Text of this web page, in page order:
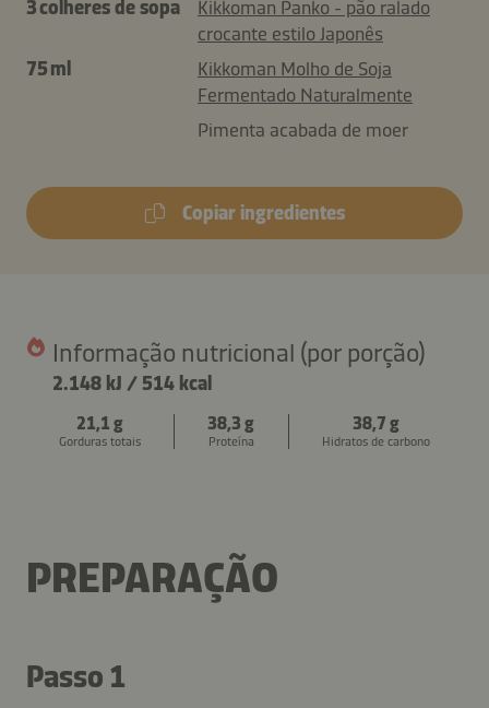
3 colheres de sopa
Kikkoman Panko - pão ralado
crocante estilo Japonês
75 ml
Kikkoman Molho de Soja
Fermentado Naturalmente
Pimenta acabada de moer
Copiar ingredientes
Informação nutricional (por porção)
2.148 kJ / 514 kcal
21,1 g
Gorduras totais
38,3 g
Proteína
38,7 g
Hidratos de carbono
PREPARAÇÃO
Passo 1